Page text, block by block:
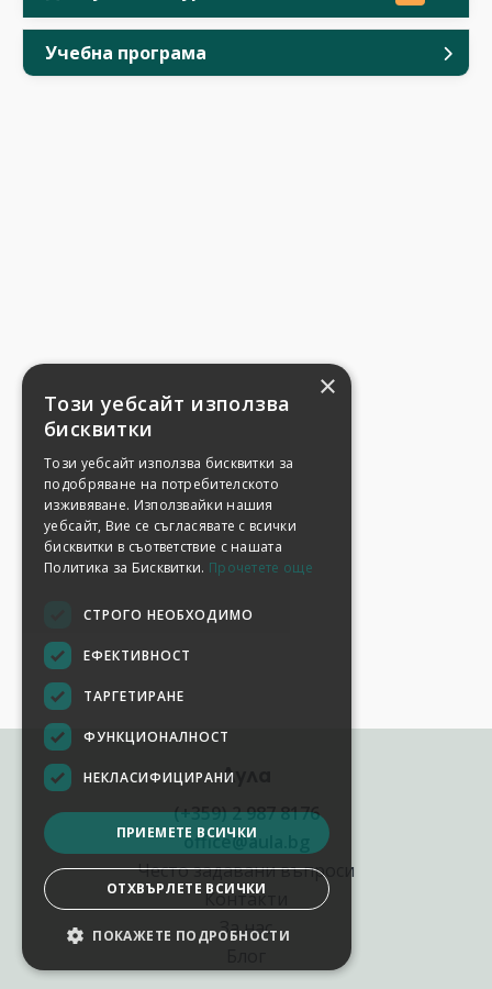
Учебна програма
Аула
(+359) 2 987 8176
office@aula.bg
Често задавани въпроси
Контакти
За нас
×
Този уебсайт използва
бисквитки
Този уебсайт използва бисквитки за
подобряване на потребителското
изживяване. Използвайки нашия
уебсайт, Вие се съгласявате с всички
бисквитки в съответствие с нашата
Политика за Бисквитки. Прочетете още
СТРОГО НЕОБХОДИМО
ЕФЕКТИВНОСТ
ТАРГЕТИРАНЕ
ФУНКЦИОНАЛНОСТ
НЕКЛАСИФИЦИРАНИ
ПРИЕМЕТЕ ВСИЧКИ
ОТХВЪРЛЕТЕ ВСИЧКИ
ПОКАЖЕТЕ ПОДРОБНОСТИ